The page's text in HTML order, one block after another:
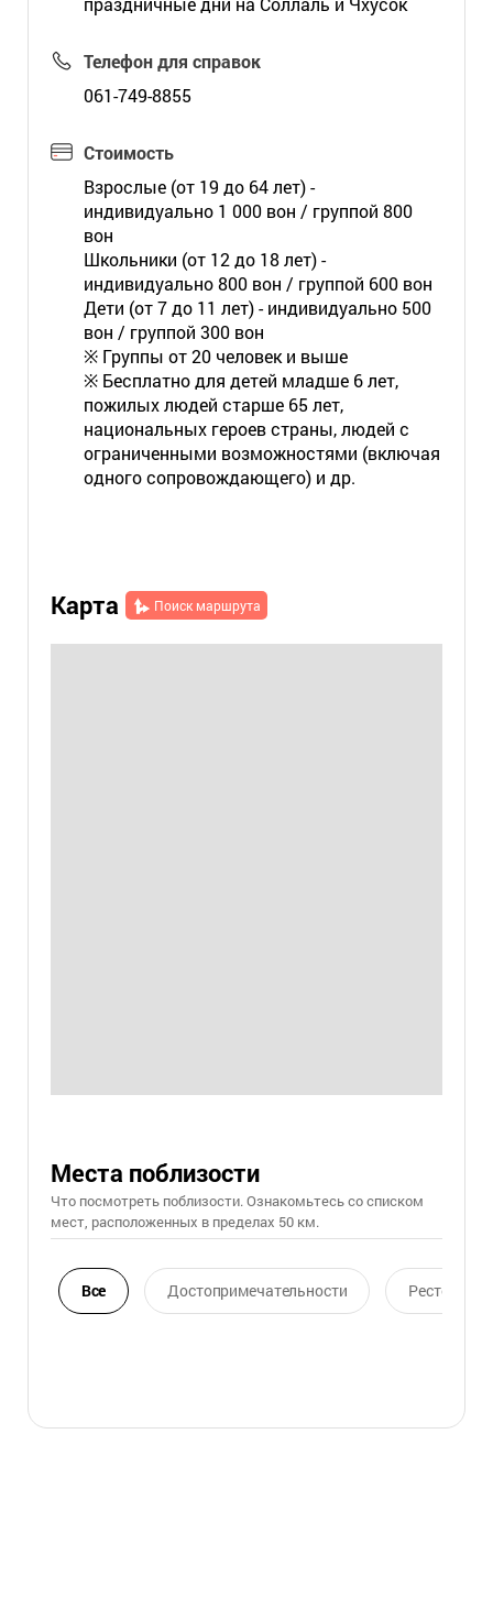
Телефон для справок
061-749-8855
Стоимость
Взрослые (от 19 до 64 лет) -
индивидуально 1 000 вон / группой 800
вон
Школьники (от 12 до 18 лет) -
индивидуально 800 вон / группой 600 вон
Дети (от 7 до 11 лет) - индивидуально 500
вон / группой 300 вон
※ Группы от 20 человек и выше
※ Бесплатно для детей младше 6 лет,
пожилых людей старше 65 лет,
национальных героев страны, людей с
ограниченными возможностями (включая
одного сопровождающего) и др.
Карта Поиск маршрута
Места поблизости
Что посмотреть поблизости. Ознакомьтесь со списком
мест, расположенных в пределах 50 км.
Все Достопримечательности Ресторан